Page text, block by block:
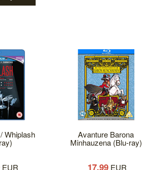
Whiplash
EUR
Avanture Barona
Minhauzena (Blu-ray)
17.99 EUR